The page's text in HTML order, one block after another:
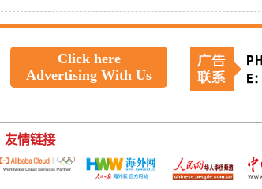
Click here
Advertising With Us
友情链接